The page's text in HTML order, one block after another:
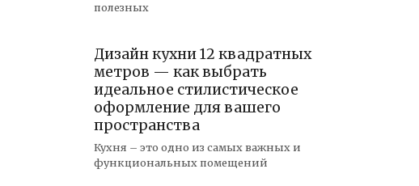
полезных
Дизайн кухни 12 квадратных
метров — как выбрать
идеальное стилистическое
оформление для вашего
пространства
Кухня – это одно из самых важных и
функциональных помещений